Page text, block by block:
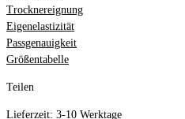
Trocknereignung
Eigenelastizität
Passgenauigkeit
Größentabelle
Teilen
Lieferzeit: 3-10 Werktage